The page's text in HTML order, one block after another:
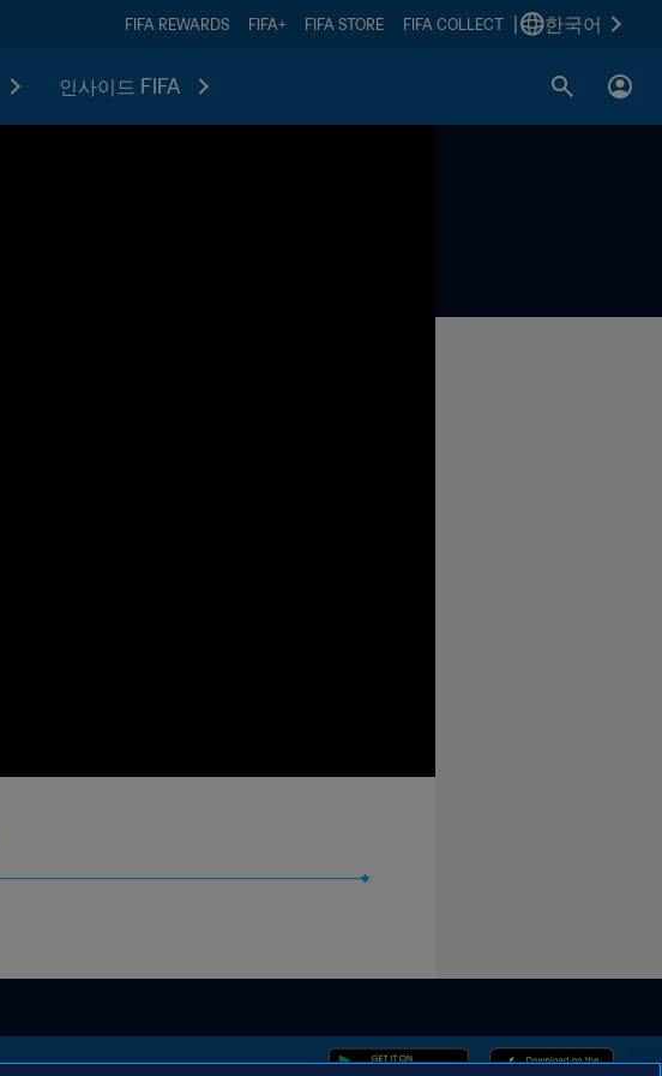
FIFA REWARDS FIFA+ FIFA STORE FIFA COLLECT 한국어
인사이드 FIFA